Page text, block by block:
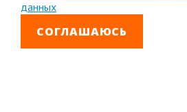
данных
СОГЛАШАЮСЬ